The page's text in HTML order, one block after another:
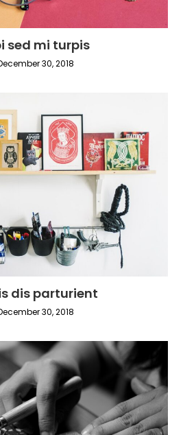
sed mi turpis
30, 2018
dis parturient
30, 2018